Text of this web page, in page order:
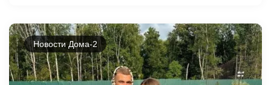
Новости Дома-2